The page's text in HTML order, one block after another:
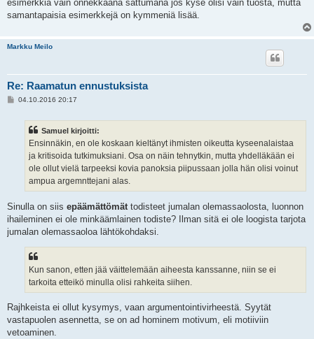
esimerkkiä vain onnekkaana sattumana jos kyse olisi vain tuosta, mutta
samantapaisia esimerkkejä on kymmeniä lisää.
Markku Meilo
Re: Raamatun ennustuksista
V04.10.2016 20:17
Samuel kirjoitti:
Ensinnäkin, en ole koskaan kieltänyt ihmisten oikeutta kyseenalaistaa
ja kritisoida tutkimuksiani. Osa on näin tehnytkin, mutta yhdelläkään ei
ole ollut vielä tarpeeksi kovia panoksia piipussaan jolla hän olisi voinut
ampua argemnttejani alas.
Sinulla on siis epäämättömät todisteet jumalan olemassaolosta, luonnon
ihaileminen ei ole minkäämlainen todiste? Ilman sitä ei ole loogista tarjota
jumalan olemassaoloa lähtökohdaksi.
Kun sanon, etten jää väittelemään aiheesta kanssanne, niin se ei
tarkoita etteikö minulla olisi rahkeita siihen.
Rajhkeista ei ollut kysymys, vaan argumentointivirheestä. Syytät
vastapuolen asennetta, se on ad hominem motivum, eli motiiviin
vetoaminen.